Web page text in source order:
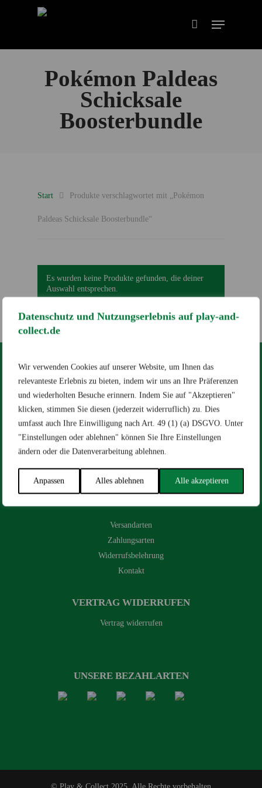
Datenschutz und Nutzungserlebnis auf play-and-
collect.de
Wir verwenden Cookies auf unserer Website, um Ihnen das
relevanteste Erlebnis zu bieten, indem wir uns an Ihre Präferenzen
und wiederholten Besuche erinnern. Indem Sie auf "Akzeptieren"
klicken, stimmen Sie diesen (jederzeit widerruflich) zu. Dies
umfasst auch Ihre Einwilligung nach Art. 49 (1) (a) DSGVO. Unter
"Einstellungen oder ablehnen" können Sie Ihre Einstellungen
ändern oder die Datenverarbeitung ablehnen.
Anpassen Alles ablehnen Alle akzeptieren
Pokémon Paldeas
Schicksale
Boosterbundle
Start Produkte verschlagwortet mit „Pokémon
Paldeas Schicksale Boosterbundle“
Es wurden keine Produkte gefunden, die deiner
Auswahl entsprechen.
RECHTLICHES
Impressum AGB
Datenschutz
[wt_cli_manage_consent]
Designed byDilly
Versandarten
Zahlungsarten
Widerrufsbelehrung
Kontakt
VERTRAG WIDERRUFEN
Vertrag widerrufen
UNSERE BEZAHLARTEN